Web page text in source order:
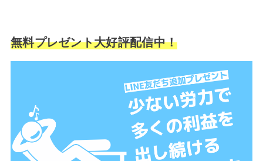
無料プレゼント大好評配信中！